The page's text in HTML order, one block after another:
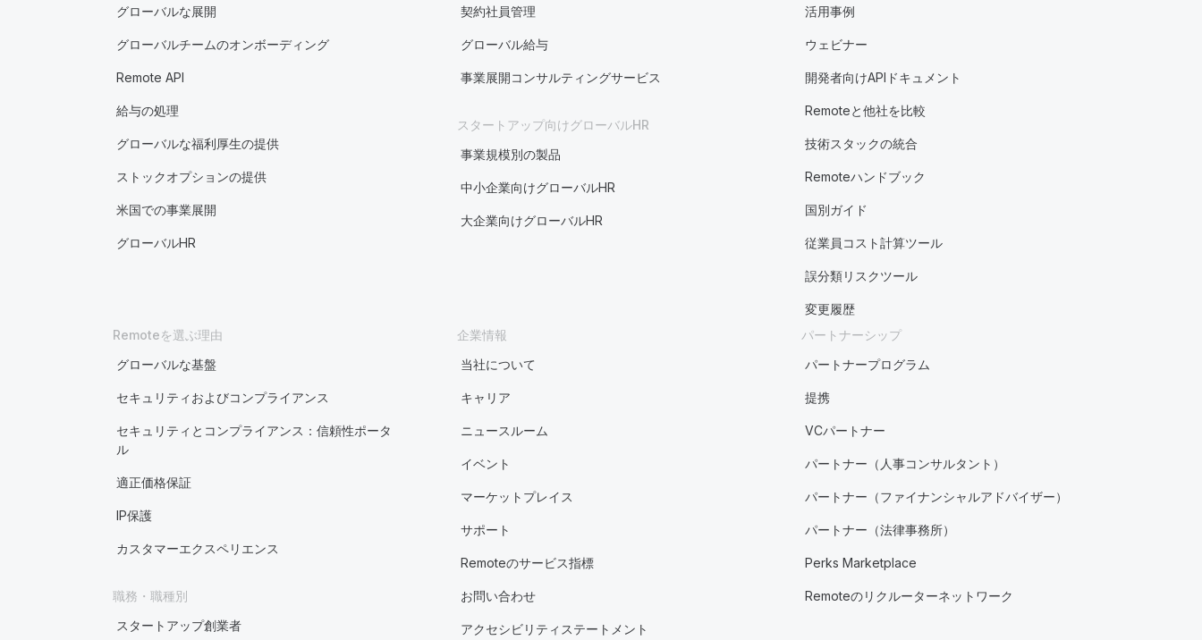
グローバルな展開
グローバルチームのオンボーディング
Remote API
給与の処理
グローバルな福利厚生の提供
ストックオプションの提供
米国での事業展開
グローバルHR
契約社員管理
グローバル給与
事業展開コンサルティングサービス
スタートアップ向けグローバルHR
事業規模別の製品
中小企業向けグローバルHR
大企業向けグローバルHR
活用事例
ウェビナー
開発者向けAPIドキュメント
Remoteと他社を比較
技術スタックの統合
Remoteハンドブック
国別ガイド
従業員コスト計算ツール
誤分類リスクツール
変更履歴
Remoteを選ぶ理由
グローバルな基盤
セキュリティおよびコンプライアンス
セキュリティとコンプライアンス：信頼性ポータ
ル
適正価格保証
IP保護
カスタマーエクスペリエンス
職務・職種別
スタートアップ創業者
企業情報
当社について
キャリア
ニュースルーム
イベント
マーケットプレイス
サポート
Remoteのサービス指標
お問い合わせ
アクセシビリティステートメント
パートナーシップ
パートナープログラム
提携
VCパートナー
パートナー（人事コンサルタント）
パートナー（ファイナンシャルアドバイザー）
パートナー（法律事務所）
Perks Marketplace
Remoteのリクルーターネットワーク